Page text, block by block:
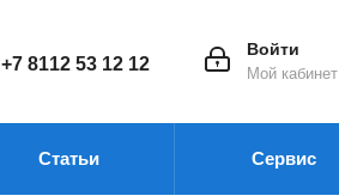
Войти
Мой кабинет
+7 8112 53 12 12
Статьи Сервис